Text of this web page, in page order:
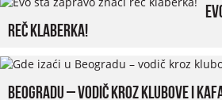
reč klaberka!
Beogradu – vodič kroz klubove i